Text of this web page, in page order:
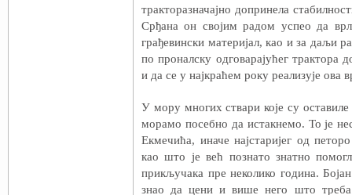
тракторазначајно допринела
Срђана он својим радом успео да
грађевински материјал, као и за даљи
по проналску одговарајућег трактора
и да се у најкраћем року реализује ова
У мору многих ствари које су оставиле
морамо посебно да истакнемо. То је
Екмечића, иначе најстаријег од
као што је већ познато знатно
прикључака пре неколико година.
знао да цени и више него што